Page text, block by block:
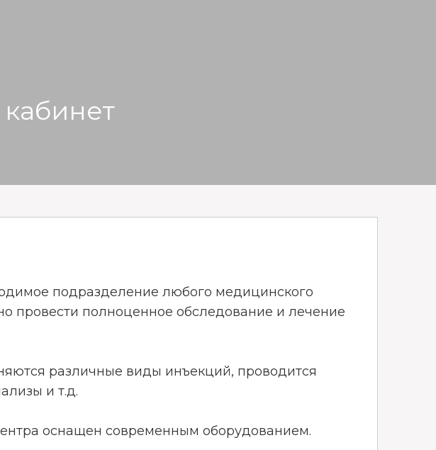
подразделение любого медицинского
провести полноценное обследование и лечение
различные виды инъекций, проводится
и т.д.
оснащен современным оборудованием.